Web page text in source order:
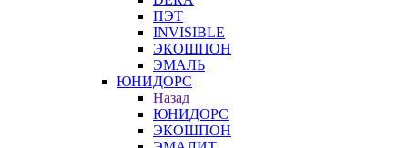
ПЭТ
INVISIBLE
ЭКОШПОН
ЭМАЛЬ
ЮНИДОРС
Назад
ЮНИДОРС
ЭКОШПОН